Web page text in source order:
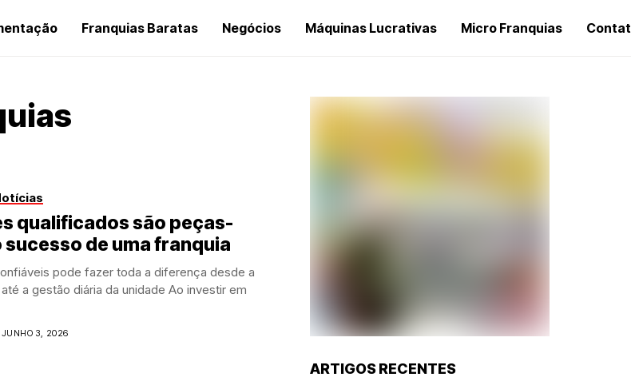
Franquias Baratas Negócios Máquinas Lucrativas Micro Franquias
qualificados são peças-
sucesso de uma franquia
pode fazer toda a diferença desde a
a gestão diária da unidade Ao investir em
JUNHO 3, 2026
ARTIGOS RECENTES